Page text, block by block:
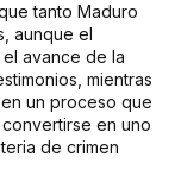
tanto Maduro
aunque el
avance de la
mientras
un proceso que
en uno
de crimen